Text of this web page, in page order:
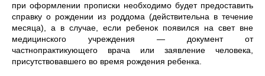
при оформлении прописки необходимо будет предоставить
справку о рождении из роддома (действительна в течение
месяца), а в случае, если ребенок появился на свет вне
медицинского учреждения — документ от
частнопрактикующего врача или заявление человека,
присутствовавшего во время рождения ребенка.